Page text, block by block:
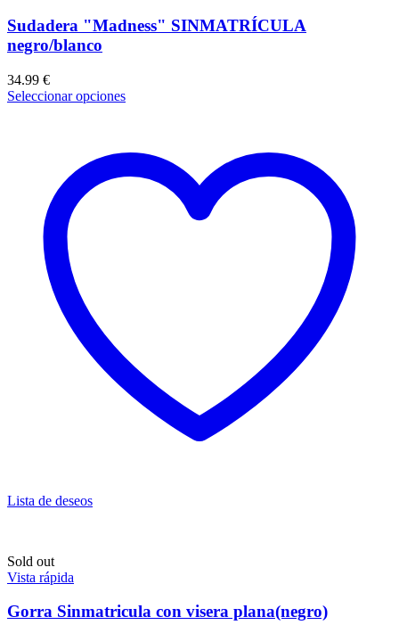
Sudadera "Madness" SINMATRÍCULA
negro/blanco
34.99 €
Seleccionar opciones
Lista de deseos
Sold out
Vista rápida
Gorra Sinmatricula con visera plana(negro)